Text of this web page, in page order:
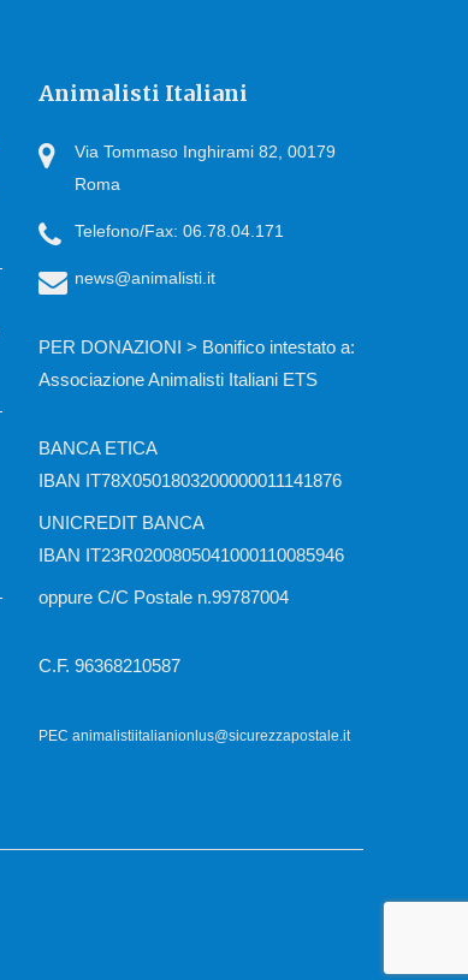
Animalisti Italiani
Via Tommaso Inghirami 82, 00179
Roma
Telefono/Fax: 06.78.04.171
news@animalisti.it
PER DONAZIONI > Bonifico intestato a:
Associazione Animalisti Italiani ETS
BANCA ETICA
IBAN IT78X0501803200000011141876
UNICREDIT BANCA
IBAN IT23R0200805041000110085946
oppure C/C Postale n.99787004
C.F. 96368210587
PEC animalistiitalianionlus@sicurezzapostale.it